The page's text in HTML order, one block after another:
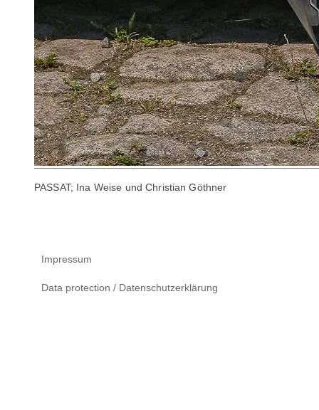
PASSAT; Ina Weise und Christian Göthner
Impressum
Data protection / Datenschutzerklärung